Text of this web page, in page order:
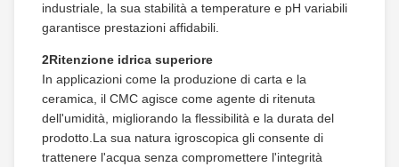
industriale, la sua stabilità a temperature e pH variabili
garantisce prestazioni affidabili.
2Ritenzione idrica superiore
In applicazioni come la produzione di carta e la
ceramica, il CMC agisce come agente di ritenuta
dell'umidità, migliorando la flessibilità e la durata del
prodotto.La sua natura igroscopica gli consente di
trattenere l'acqua senza compromettere l'integrità